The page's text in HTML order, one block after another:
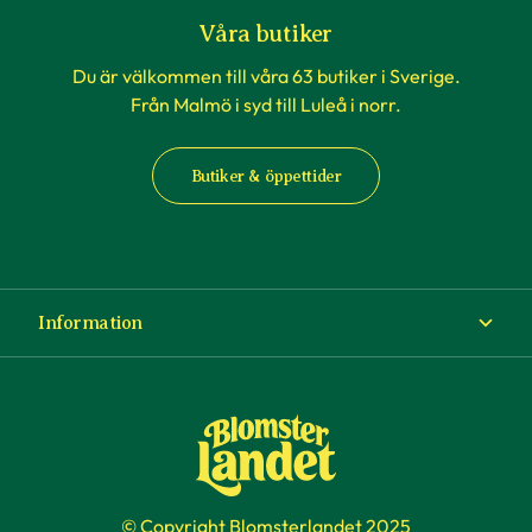
och inspiration.Våra butiker
Du är välkommen till våra 63 butiker i Sverige.
Från Malmö i syd till Luleå i norr.
Butiker & öppettider
Information
Köp- och leveransvillkor
© Copyright Blomsterlandet 2025